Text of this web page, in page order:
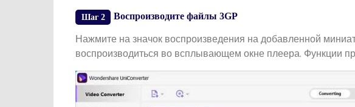
Шаг 2 Воспроизводите файлы 3GP
Нажмите на значок воспроизведения на добавленной
воспроизводиться во всплывающем окне плеера. Функции